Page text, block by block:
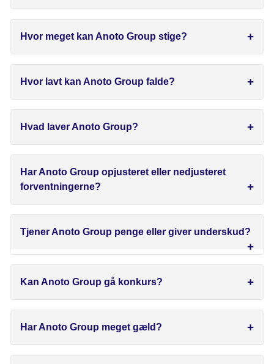
Hvor meget kan Anoto Group stige?
Hvor lavt kan Anoto Group falde?
Hvad laver Anoto Group?
Har Anoto Group opjusteret eller nedjusteret
forventningerne?
Tjener Anoto Group penge eller giver underskud?
Kan Anoto Group gå konkurs?
Har Anoto Group meget gæld?